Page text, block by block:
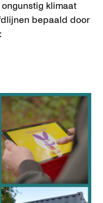
klimaat
bepaald door